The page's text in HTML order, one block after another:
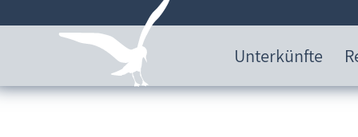
Unterkünfte